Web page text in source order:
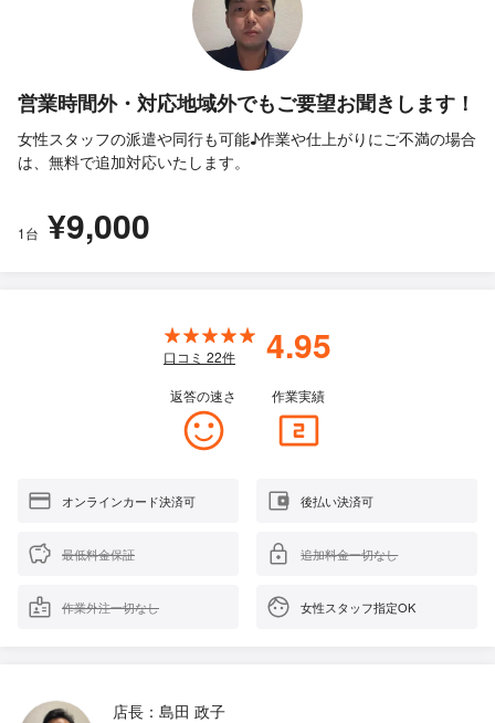
営業時間外・対応地域外でもご要望お聞きします！
女性スタッフの派遣や同行も可能♪作業や仕上がりにご不満の場合
は、無料で追加対応いたします。
1台 ¥9,000
口コミ 22件 4.95
返答の速さ 作業実績
オンラインカード決済可 後払い決済可
最低料金保証 追加料金一切なし
作業外注一切なし 女性スタッフ指定OK
店長：島田 政子